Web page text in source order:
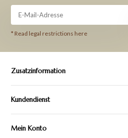
* Read legal restrictions here
Zusatzinformation
Kundendienst
Mein Konto